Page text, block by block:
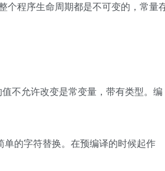
个程序生命周期都是不可变的，常量
不允许改变是常变量，带有类型。编
的字符替换。在预编译的时候起作